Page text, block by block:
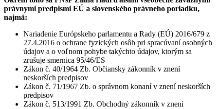
právnymi predpismi EÚ a slovenského právneho poriadku,
najmä:
Nariadenie Európskeho parlamentu a Rady (EÚ) 2016/679 z
27.4.2016 o ochrane fyzických osôb pri spracúvaní osobných
údajov a o voľnom pohybe takýchto údajov, ktorým sa
zrušuje smernica 95/46/ES
Zákon č. 40/1964 Zb. Občiansky zákonník v znení
neskorších predpisov
Zákon č. 71/1967 Zb. o správnom konaní v znení neskorších
predpisov
Zákon č. 513/1991 Zb. Obchodný zákonník v znení